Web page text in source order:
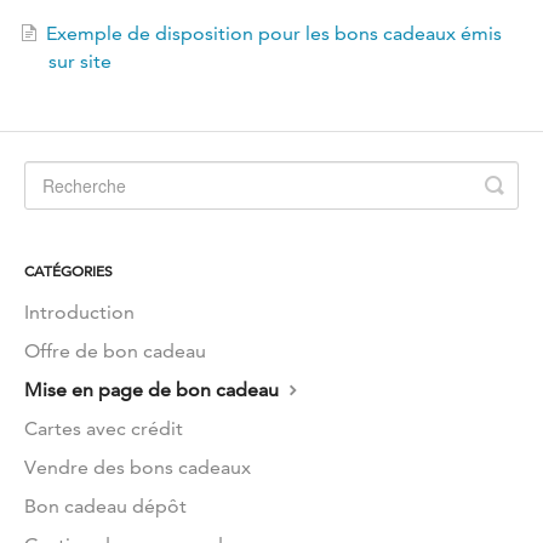
Exemple de disposition pour les bons cadeaux émis
sur site
CATÉGORIES
Introduction
Offre de bon cadeau
Mise en page de bon cadeau
Cartes avec crédit
Vendre des bons cadeaux
Bon cadeau dépôt